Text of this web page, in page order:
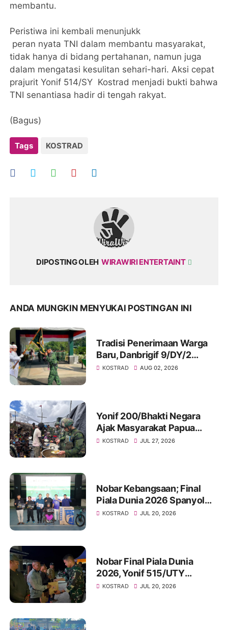
membantu.
Peristiwa ini kembali menunjukk
peran nyata TNI dalam membantu masyarakat,
tidak hanya di bidang pertahanan, namun juga
dalam mengatasi kesulitan sehari-hari. Aksi cepat
prajurit Yonif 514/SY Kostrad menjadi bukti bahwa
TNI senantiasa hadir di tengah rakyat.
(Bagus)
Tags KOSTRAD
DIPOSTING OLEH WIRAWIRI ENTERTAINT
ANDA MUNGKIN MENYUKAI POSTINGAN INI
Tradisi Penerimaan Warga
Baru, Danbrigif 9/DY/2
Kostrad
KOSTRAD AUG 02, 2026
Yonif 200/Bhakti Negara
Ajak Masyarakat Papua
Makan Bersama
KOSTRAD JUL 27, 2026
Nobar Kebangsaan; Final
Piala Dunia 2026 Spanyol
VS Argentina
KOSTRAD JUL 20, 2026
Nobar Final Piala Dunia
2026, Yonif 515/UTY
Perkuat Kemanunggalan TNI
KOSTRAD JUL 20, 2026